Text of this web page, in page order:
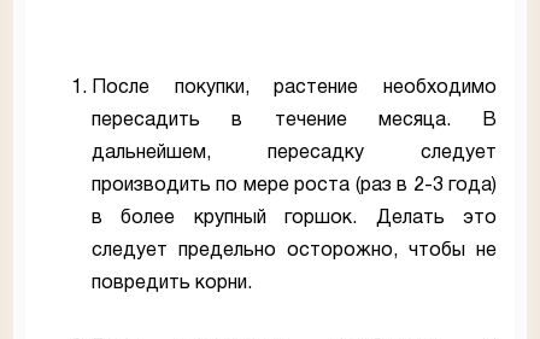
После покупки, растение необходимо
пересадить в течение месяца. В
дальнейшем, пересадку следует
производить по мере роста (раз в 2-3 года)
в более крупный горшок. Делать это
следует предельно осторожно, чтобы не
повредить корни.